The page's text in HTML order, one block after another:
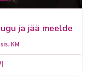
ja jää meelde
sis. KM